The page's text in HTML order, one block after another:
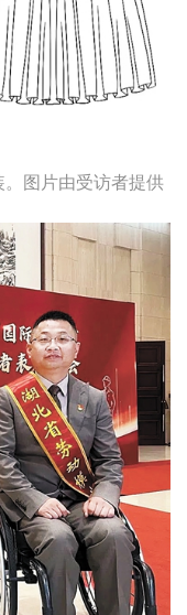
图片由受访者提供